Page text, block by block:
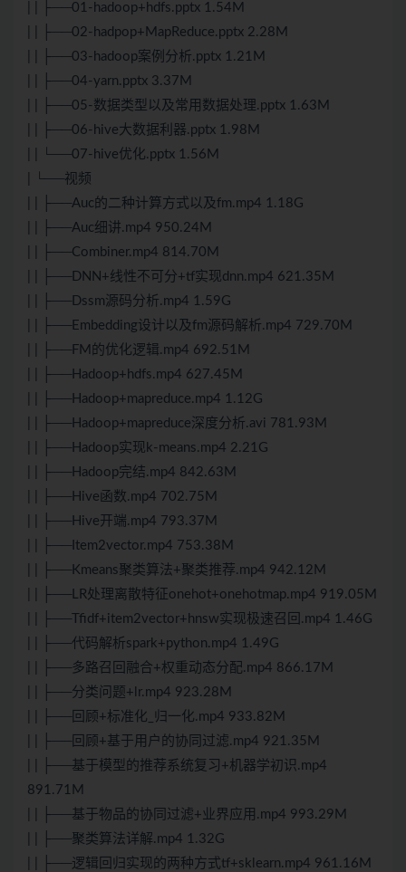
| | ├──01-hadoop+hdfs.pptx 1.54M
| | ├──02-hadpop+MapReduce.pptx 2.28M
| | ├──03-hadoop案例分析.pptx 1.21M
| | ├──04-yarn.pptx 3.37M
| | ├──05-数据类型以及常用数据处理.pptx 1.63M
| | ├──06-hive大数据利器.pptx 1.98M
| | └──07-hive优化.pptx 1.56M
| └──视频
| | ├──Auc的二种计算方式以及fm.mp4 1.18G
| | ├──Auc细讲.mp4 950.24M
| | ├──Combiner.mp4 814.70M
| | ├──DNN+线性不可分+tf实现dnn.mp4 621.35M
| | ├──Dssm源码分析.mp4 1.59G
| | ├──Embedding设计以及fm源码解析.mp4 729.70M
| | ├──FM的优化逻辑.mp4 692.51M
| | ├──Hadoop+hdfs.mp4 627.45M
| | ├──Hadoop+mapreduce.mp4 1.12G
| | ├──Hadoop+mapreduce深度分析.avi 781.93M
| | ├──Hadoop实现k-means.mp4 2.21G
| | ├──Hadoop完结.mp4 842.63M
| | ├──Hive函数.mp4 702.75M
| | ├──Hive开端.mp4 793.37M
| | ├──Item2vector.mp4 753.38M
| | ├──Kmeans聚类算法+聚类推荐.mp4 942.12M
| | ├──LR处理离散特征onehot+onehotmap.mp4 919.05M
| | ├──Tfidf+item2vector+hnsw实现极速召回.mp4 1.46G
| | ├──代码解析spark+python.mp4 1.49G
| | ├──多路召回融合+权重动态分配.mp4 866.17M
| | ├──分类问题+lr.mp4 923.28M
| | ├──回顾+标准化_归一化.mp4 933.82M
| | ├──回顾+基于用户的协同过滤.mp4 921.35M
| | ├──基于模型的推荐系统复习+机器学初识.mp4
891.71M
| | ├──基于物品的协同过滤+业界应用.mp4 993.29M
| | ├──聚类算法详解.mp4 1.32G
| | ├──逻辑回归实现的两种方式tf+sklearn.mp4 961.16M